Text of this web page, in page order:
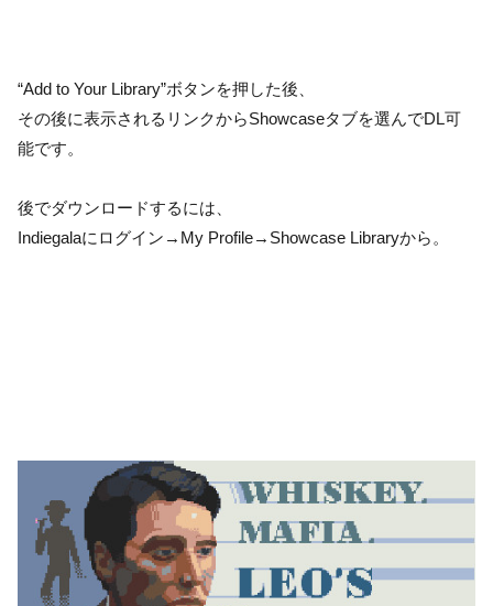
“Add to Your Library”ボタンを押した後、
その後に表示されるリンクからShowcaseタブを選んでDL可
能です。
後でダウンロードするには、
Indiegalaにログイン→My Profile→Showcase Libraryから。